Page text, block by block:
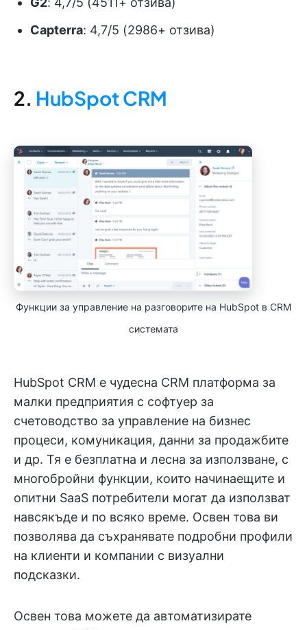
Capterra: 4,7/5 (2986+ отзива)
2. HubSpot CRM
Функции за управление на разговорите на HubSpot в CRM
системата
HubSpot CRM е чудесна CRM платформа за
малки предприятия с софтуер за
счетоводство за управление на бизнес
процеси, комуникация, данни за продажбите
и др. Тя е безплатна и лесна за използване, с
многобройни функции, които начинаещите и
опитни SaaS потребители могат да използват
навсякъде и по всяко време. Освен това ви
позволява да съхранявате подробни профили
на клиенти и компании с визуални
подсказки.
Освен това можете да автоматизирате